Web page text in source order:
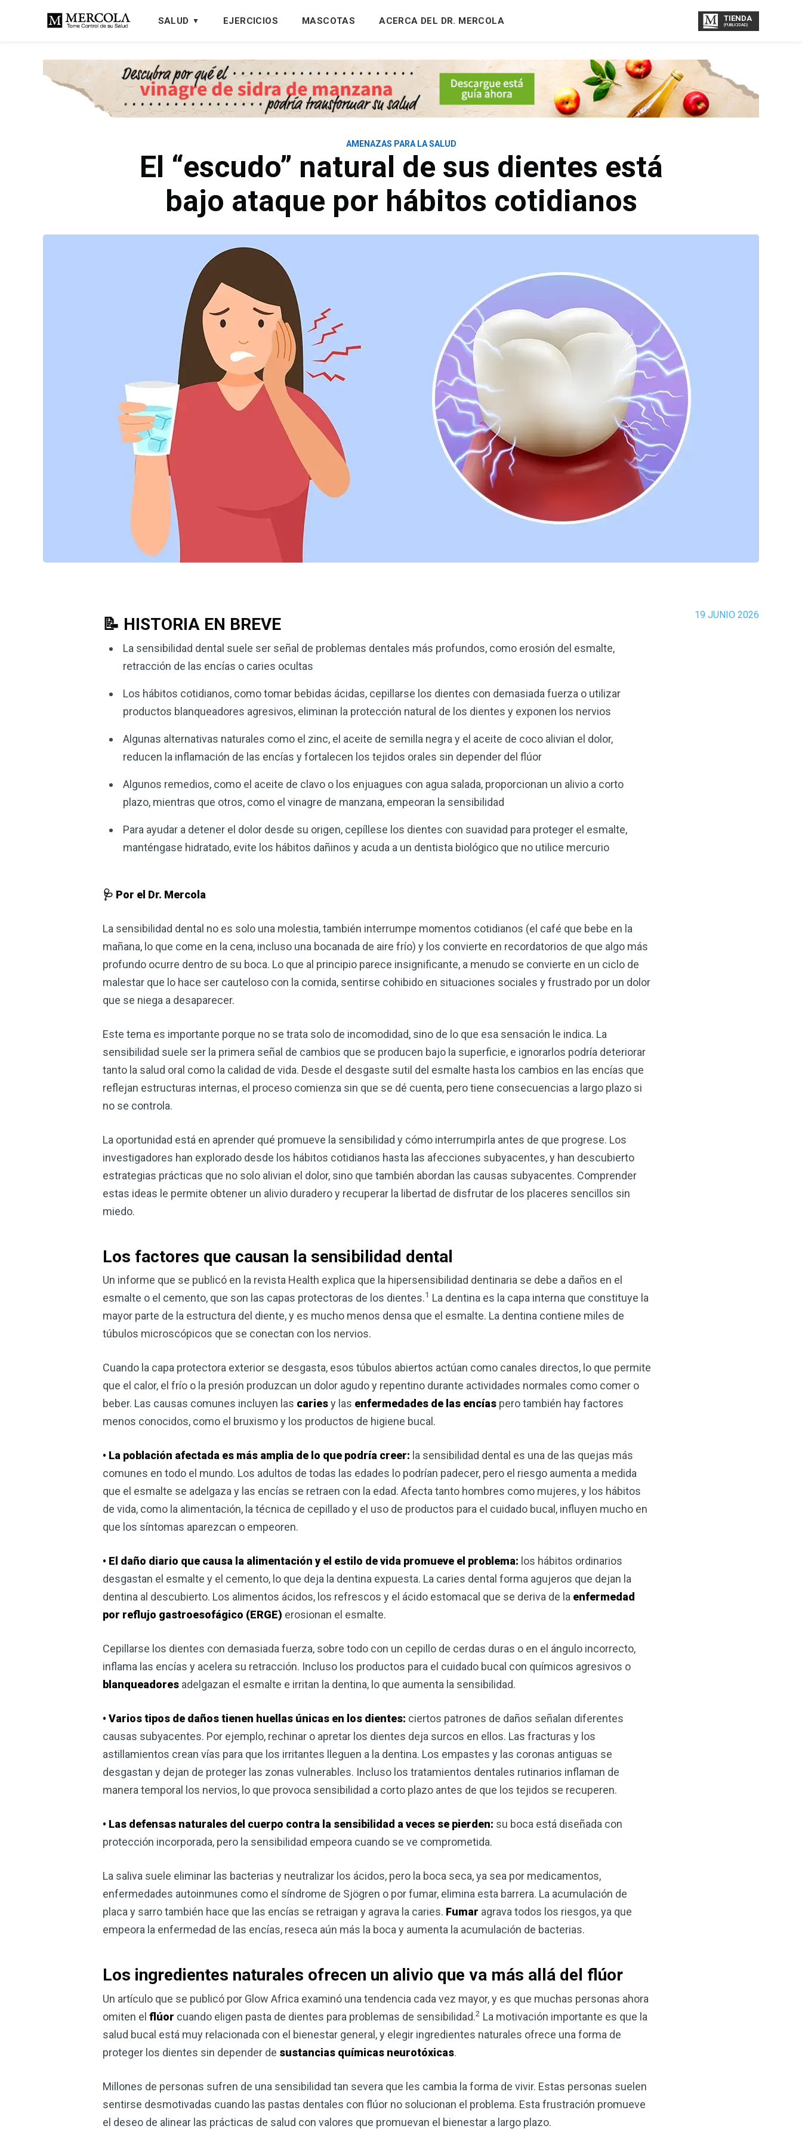
SALUD EJERCICIOS MASCOTAS ACERCA DEL DR. MERCOLA TIENDA
(PUBLICIDAD)
AMENAZAS PARA LA SALUD
El “escudo” natural de sus dientes está
bajo ataque por hábitos cotidianos
19 JUNIO 2026
📝 HISTORIA EN BREVE
La sensibilidad dental suele ser señal de problemas dentales más profundos, como erosión del esmalte,
retracción de las encías o caries ocultas
Los hábitos cotidianos, como tomar bebidas ácidas, cepillarse los dientes con demasiada fuerza o utilizar
productos blanqueadores agresivos, eliminan la protección natural de los dientes y exponen los nervios
Algunas alternativas naturales como el zinc, el aceite de semilla negra y el aceite de coco alivian el dolor,
reducen la inflamación de las encías y fortalecen los tejidos orales sin depender del flúor
Algunos remedios, como el aceite de clavo o los enjuagues con agua salada, proporcionan un alivio a corto
plazo, mientras que otros, como el vinagre de manzana, empeoran la sensibilidad
Para ayudar a detener el dolor desde su origen, cepíllese los dientes con suavidad para proteger el esmalte,
manténgase hidratado, evite los hábitos dañinos y acuda a un dentista biológico que no utilice mercurio
🩺 Por el Dr. Mercola
La sensibilidad dental no es solo una molestia, también interrumpe momentos cotidianos (el café que bebe en la
mañana, lo que come en la cena, incluso una bocanada de aire frío) y los convierte en recordatorios de que algo más
profundo ocurre dentro de su boca. Lo que al principio parece insignificante, a menudo se convierte en un ciclo de
malestar que lo hace ser cauteloso con la comida, sentirse cohibido en situaciones sociales y frustrado por un dolor
que se niega a desaparecer.
Este tema es importante porque no se trata solo de incomodidad, sino de lo que esa sensación le indica. La
sensibilidad suele ser la primera señal de cambios que se producen bajo la superficie, e ignorarlos podría deteriorar
tanto la salud oral como la calidad de vida. Desde el desgaste sutil del esmalte hasta los cambios en las encías que
reflejan estructuras internas, el proceso comienza sin que se dé cuenta, pero tiene consecuencias a largo plazo si
no se controla.
La oportunidad está en aprender qué promueve la sensibilidad y cómo interrumpirla antes de que progrese. Los
investigadores han explorado desde los hábitos cotidianos hasta las afecciones subyacentes, y han descubierto
estrategias prácticas que no solo alivian el dolor, sino que también abordan las causas subyacentes. Comprender
estas ideas le permite obtener un alivio duradero y recuperar la libertad de disfrutar de los placeres sencillos sin
miedo.
Los factores que causan la sensibilidad dental
Un informe que se publicó en la revista Health explica que la hipersensibilidad dentinaria se debe a daños en el
esmalte o el cemento, que son las capas protectoras de los dientes.1 La dentina es la capa interna que constituye la
mayor parte de la estructura del diente, y es mucho menos densa que el esmalte. La dentina contiene miles de
túbulos microscópicos que se conectan con los nervios.
Cuando la capa protectora exterior se desgasta, esos túbulos abiertos actúan como canales directos, lo que permite
que el calor, el frío o la presión produzcan un dolor agudo y repentino durante actividades normales como comer o
beber. Las causas comunes incluyen las cariesy las enfermedades de las encías pero también hay factores
menos conocidos, como el bruxismo y los productos de higiene bucal.
• La población afectada es más amplia de lo que podría creer: la sensibilidad dental es una de las quejas más
comunes en todo el mundo. Los adultos de todas las edades lo podrían padecer, pero el riesgo aumenta a medida
que el esmalte se adelgaza y las encías se retraen con la edad. Afecta tanto hombres como mujeres, y los hábitos
de vida, como la alimentación, la técnica de cepillado y el uso de productos para el cuidado bucal, influyen mucho en
que los síntomas aparezcan o empeoren.
• El daño diario que causa la alimentación y el estilo de vida promueve el problema: los hábitos ordinarios
desgastan el esmalte y el cemento, lo que deja la dentina expuesta. La caries dental forma agujeros que dejan la
dentina al descubierto. Los alimentos ácidos, los refrescos y el ácido estomacal que se deriva de la enfermedad
por reflujo gastroesofágico (ERGE) erosionan el esmalte.
Cepillarse los dientes con demasiada fuerza, sobre todo con un cepillo de cerdas duras o en el ángulo incorrecto,
inflama las encías y acelera su retracción. Incluso los productos para el cuidado bucal con químicos agresivos o
blanqueadores adelgazan el esmalte e irritan la dentina, lo que aumenta la sensibilidad.
• Varios tipos de daños tienen huellas únicas en los dientes: ciertos patrones de daños señalan diferentes
causas subyacentes. Por ejemplo, rechinar o apretar los dientes deja surcos en ellos. Las fracturas y los
astillamientos crean vías para que los irritantes lleguen a la dentina. Los empastes y las coronas antiguas se
desgastan y dejan de proteger las zonas vulnerables. Incluso los tratamientos dentales rutinarios inflaman de
manera temporal los nervios, lo que provoca sensibilidad a corto plazo antes de que los tejidos se recuperen.
• Las defensas naturales del cuerpo contra la sensibilidad a veces se pierden: su boca está diseñada con
protección incorporada, pero la sensibilidad empeora cuando se ve comprometida.
La saliva suele eliminar las bacterias y neutralizar los ácidos, pero la boca seca, ya sea por medicamentos,
enfermedades autoinmunes como el síndrome de Sjögren o por fumar, elimina esta barrera. La acumulación de
placa y sarro también hace que las encías se retraigan y agrava la caries. Fumar agrava todos los riesgos, ya que
empeora la enfermedad de las encías, reseca aún más la boca y aumenta la acumulación de bacterias.
Los ingredientes naturales ofrecen un alivio que va más allá del flúor
Un artículo que se publicó por Glow Africa examinó una tendencia cada vez mayor, y es que muchas personas ahora
omiten el flúor cuando eligen pasta de dientes para problemas de sensibilidad.2 La motivación importante es que la
salud bucal está muy relacionada con el bienestar general, y elegir ingredientes naturales ofrece una forma de
proteger los dientes sin depender de sustancias químicas neurotóxicas.
Millones de personas sufren de una sensibilidad tan severa que les cambia la forma de vivir. Estas personas suelen
sentirse desmotivadas cuando las pastas dentales con flúor no solucionan el problema. Esta frustración promueve
el deseo de alinear las prácticas de salud con valores que promuevan el bienestar a largo plazo.
vinagre de sidra de manzana — Obtenga
mi guía ahora
El vinagre de sidra de manzana (VSM) es uno de los
remedios más versátiles de la naturaleza, ya sea que
¡Descubra todo lo que el VSM puede hacer por su salud!